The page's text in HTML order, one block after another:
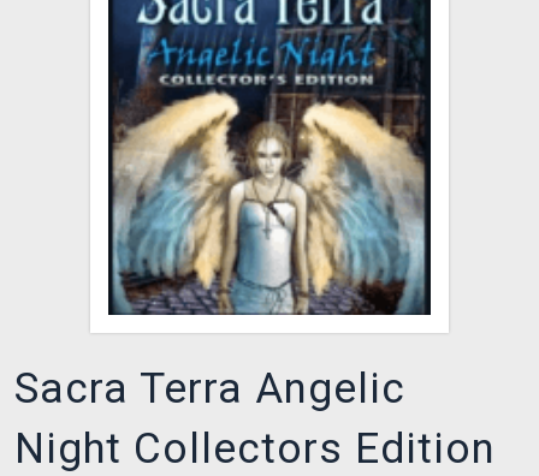
XZONE KLUB
TCG & BOARDGAME HUB
VÝKUP HER (BAZAR)
Sacra Terra Angelic
Night Collectors Edition